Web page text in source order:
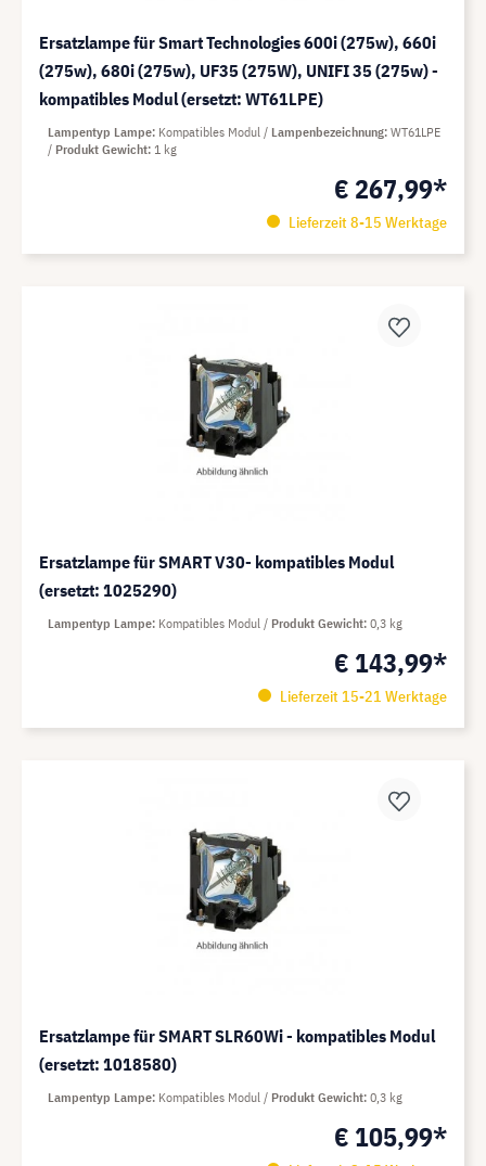
Ersatzlampe für Smart Technologies 600i (275w), 660i
(275w), 680i (275w), UF35 (275W), UNIFI 35 (275w) -
kompatibles Modul (ersetzt: WT61LPE)
€ 267,99*
Lieferzeit 8-15 Werktage
Lampentyp Lampe Kompatibles Modul Lampenbezeichnung WT61LPE
Produkt Gewicht 1 kg
Ersatzlampe für SMART V30- kompatibles Modul
(ersetzt: 1025290)
€ 143,99*
Lieferzeit 15-21 Werktage
Lampentyp Lampe Kompatibles Modul Produkt Gewicht 0,3 kg
Ersatzlampe für SMART SLR60Wi - kompatibles Modul
(ersetzt: 1018580)
€ 105,99*
Lampentyp Lampe Kompatibles Modul Produkt Gewicht 0,3 kg